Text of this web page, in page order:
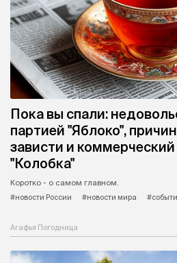
Пока вы спали:
партией "Яблоко",
зависти и коммерческий
"Колобка"
Коротко - о самом главном.
#новости России
#новости мира
Агафья Погодница